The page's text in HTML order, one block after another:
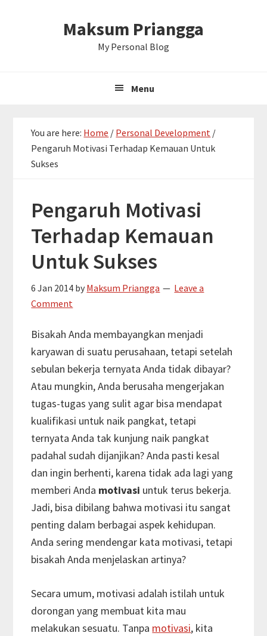
Maksum Priangga
My Personal Blog
Menu
You are here: Home / Personal Development /
Pengaruh Motivasi Terhadap Kemauan Untuk
Sukses
Pengaruh Motivasi
Terhadap Kemauan
Untuk Sukses
6 Jan 2014 by Maksum Priangga
Leave a
Comment
Bisakah Anda membayangkan menjadi
karyawan di suatu perusahaan, tetapi setelah
sebulan bekerja ternyata Anda tidak dibayar?
Atau mungkin, Anda berusaha mengerjakan
tugas-tugas yang sulit agar bisa mendapat
kualifikasi untuk naik pangkat, tetapi
ternyata Anda tak kunjung naik pangkat
padahal sudah dijanjikan? Anda pasti kesal
dan ingin berhenti, karena tidak ada lagi yang
memberi Anda motivasi untuk terus bekerja.
Jadi, bisa dibilang bahwa motivasi itu sangat
penting dalam berbagai aspek kehidupan.
Anda sering mendengar kata motivasi, tetapi
bisakah Anda menjelaskan artinya?
Secara umum, motivasi adalah istilah untuk
dorongan yang membuat kita mau
melakukan sesuatu. Tanpa motivasi, kita